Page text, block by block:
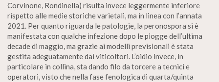
Corvinone, Rondinella) risulta invece leggermente inferiore
rispetto alle medie storiche varietali, ma in linea con l’annata
2021. Per quanto riguarda le patologie, la peronospora si è
manifestata con qualche infezione dopo le piogge dell’ultima
decade di maggio, ma grazie ai modelli previsionali è stata
gestita adeguatamente dai viticoltori. L’oidio invece, in
particolare in collina, sta dando filo da torcere a tecnici e
operatori, visto che nella fase fenologica di quarta/quinta